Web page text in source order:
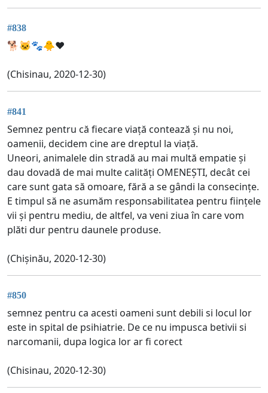
#838
🐕🐱🐾🐥❤
(Chisinau, 2020-12-30)
#841
Semnez pentru că fiecare viață contează și nu noi,
oamenii, decidem cine are dreptul la viață.
Uneori, animalele din stradă au mai multă empatie și
dau dovadă de mai multe calități OMENEȘTI, decât cei
care sunt gata să omoare, fără a se gândi la consecințe.
E timpul să ne asumăm responsabilitatea pentru ființele
vii și pentru mediu, de altfel, va veni ziua în care vom
plăti dur pentru daunele produse.
(Chișinău, 2020-12-30)
#850
semnez pentru ca acesti oameni sunt debili si locul lor
este in spital de psihiatrie. De ce nu impusca betivii si
narcomanii, dupa logica lor ar fi corect
(Chisinau, 2020-12-30)